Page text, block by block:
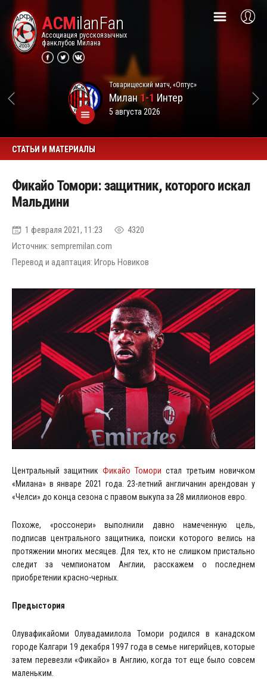
ACMilanFan
Ассоциация русскоязычных
фанклубов Милана
Товарищеский матч, «Оптус»
Милан1-1 Интер
5 августа 2026
СТАТЬИ И МАТЕРИАЛЫ
Фикайо Томори: защитник, которого искал
Мальдини
1 февраля 2021, 11:23
4320
Источник: sempremilan.com
Перевод и адаптация: Игорь Новиков
Центральный защитник Фикайо Томори стал третьим новичком
«Милана» в январе 2021 года. 23-летний англичанин арендован у
«Челси» до конца сезона с правом выкупа за 28 миллионов евро.
Похоже, «россонери» выполнили давно намеченную цель,
подписав центрального защитника, поиски которого велись на
протяжении многих месяцев. Для тех, кто не слишком пристально
следит за чемпионатом Англии, расскажем о последнем
приобретении красно-черных.
Предыстория
Олувафикайоми Олувадамилола Томори родился в канадском
городе Калгари 19 декабря 1997 года в семье нигерийцев, которые
затем перевезли «Фикайо» в Англию, когда тот еще было совсем
маленьким.